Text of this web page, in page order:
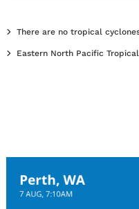
There are no tropical
Eastern North Pacific